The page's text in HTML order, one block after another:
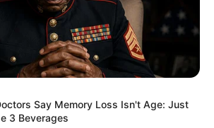
Say Memory Loss Isn't Age: Just
3 Beverages